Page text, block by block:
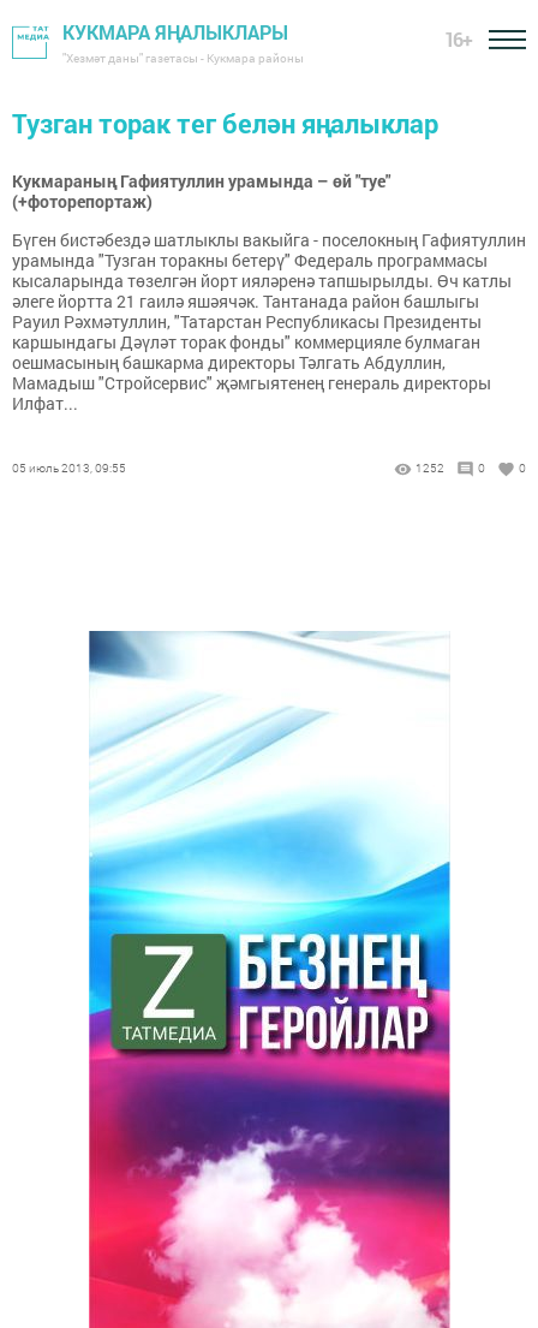
КУКМАРА ЯҢАЛЫКЛАРЫ
"Хезмәт даны" газетасы - Кукмара районы
16+
Тузган торак тег белән яңалыклар
Кукмараның Гафиятуллин урамында – өй "туе"
(+фоторепортаж)
Бүген бистәбездә шатлыклы вакыйга - поселокның Гафиятуллин
урамында "Тузган торакны бетерү" Федераль программасы
кысаларында төзелгән йорт ияләренә тапшырылды. Өч катлы
әлеге йортта 21 гаилә яшәячәк. Тантанада район башлыгы
Рауил Рәхмәтуллин, "Татарстан Республикасы Президенты
каршындагы Дәүләт торак фонды" коммерцияле булмаган
оешмасының башкарма директоры Тәлгать Абдуллин,
Мамадыш "Стройсервис" җәмгыятенең генераль директоры
Илфат...
05 июль 2013, 09:55 1252 0 0